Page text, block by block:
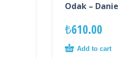
Odak –
₺610.00
Add to cart